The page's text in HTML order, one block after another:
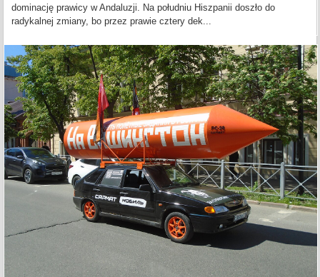
dominację prawicy w Andaluzji. Na południu Hiszpanii doszło do
radykalnej zmiany, bo przez prawie cztery dek...